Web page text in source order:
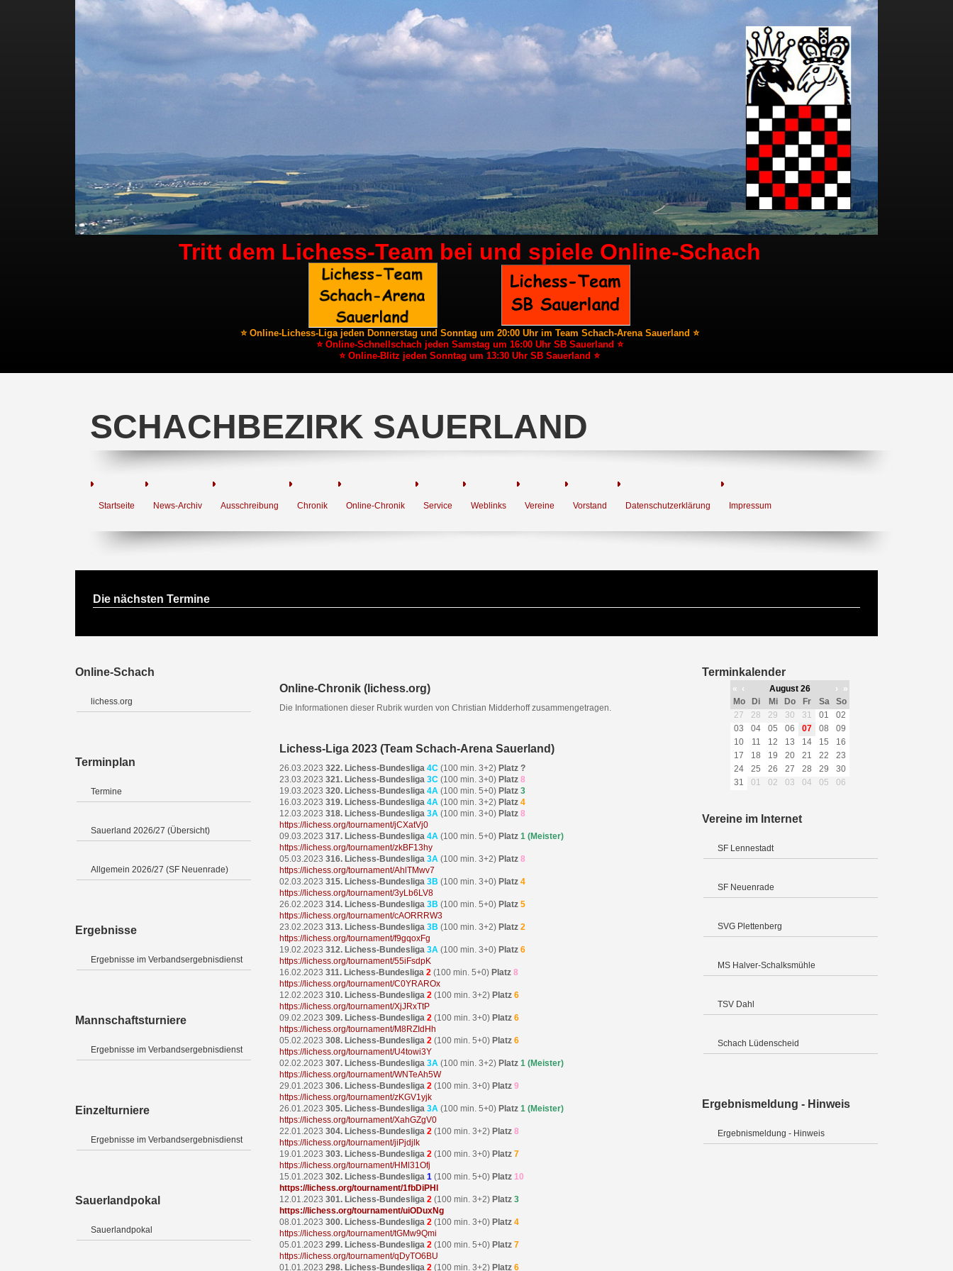
Tritt dem Lichess-Team bei und spiele Online-Schach
⭐ Online-Lichess-Liga jeden Donnerstag und Sonntag um 20:00 Uhr im Team Schach-Arena Sauerland ⭐
⭐ Online-Schnellschach jeden Samstag um 16:00 Uhr SB Sauerland ⭐
⭐ Online-Blitz jeden Sonntag um 13:30 Uhr SB Sauerland ⭐
SCHACHBEZIRK SAUERLAND
Startseite News-Archiv Ausschreibung Chronik Online-Chronik Service Weblinks Vereine Vorstand Datenschutzerklärung Impressum
Die nächsten Termine
Online-Schach
lichess.org
Terminplan
Termine
Sauerland 2026/27 (Übersicht)
Allgemein 2026/27 (SF Neuenrade)
Ergebnisse
Ergebnisse im Verbandsergebnisdienst
Mannschaftsturniere
Ergebnisse im Verbandsergebnisdienst
Einzelturniere
Ergebnisse im Verbandsergebnisdienst
Sauerlandpokal
Sauerlandpokal
Online-Chronik (lichess.org)
Die Informationen dieser Rubrik wurden von Christian Midderhoff zusammengetragen.
Lichess-Liga 2023 (Team Schach-Arena Sauerland)
26.03.2023 322. Lichess-Bundesliga 4C (100 min. 3+2) Platz ?
23.03.2023 321. Lichess-Bundesliga 3C (100 min. 3+0) Platz 8
19.03.2023 320. Lichess-Bundesliga 4A (100 min. 5+0) Platz 3
16.03.2023 319. Lichess-Bundesliga 4A (100 min. 3+2) Platz 4
12.03.2023 318. Lichess-Bundesliga 3A (100 min. 3+0) Platz 8
https://lichess.org/tournament/jCXatVj0
09.03.2023 317. Lichess-Bundesliga 4A (100 min. 5+0) Platz 1 (Meister)
https://lichess.org/tournament/zkBF13hy
05.03.2023 316. Lichess-Bundesliga 3A (100 min. 3+2) Platz 8
https://lichess.org/tournament/AhlTMwv7
02.03.2023 315. Lichess-Bundesliga 3B (100 min. 3+0) Platz 4
https://lichess.org/tournament/3yLb6LV8
26.02.2023 314. Lichess-Bundesliga 3B (100 min. 5+0) Platz 5
https://lichess.org/tournament/cAORRRW3
23.02.2023 313. Lichess-Bundesliga 3B (100 min. 3+2) Platz 2
https://lichess.org/tournament/f9gqoxFg
19.02.2023 312. Lichess-Bundesliga 3A (100 min. 3+0) Platz 6
https://lichess.org/tournament/55iFsdpK
1 6 .02.2023 311. Lichess-Bundesliga 2 (100 min. 5+0) Platz 8
https://lichess.org/tournament/C0YRAROx
12.02.2023 310. Lichess-Bundesliga 2 (100 min. 3+2) Platz 6
https://lichess.org/tournament/XjJRxTtP
09.02.2023 309. Lichess-Bundesliga 2 (100 min. 3+0) Platz 6
https://lichess.org/tournament/M8RZIdHh
05.02.2023 308. Lichess-Bundesliga 2 (100 min. 5+0) Platz 6
https://lichess.org/tournament/U4towi3Y
02.02.2023 307. Lichess-Bundesliga 3A (100 min. 3+2) Platz 1 (Meister)
https://lichess.org/tournament/WNTeAh5W
29.01.2023 306. Lichess-Bundesliga 2 (100 min. 3+0) Platz 9
https://lichess.org/tournament/zKGV1yjk
26.01.2023 305. Lichess-Bundesliga 3A (100 min. 5+0) Platz 1 (Meister)
https://lichess.org/tournament/XahGZgV0
22.01.2023 304. Lichess-Bundesliga 2 (100 min. 3+2) Platz 8
https://lichess.org/tournament/jiPjdjlk
19.01.2023 303. Lichess-Bundesliga 2 (100 min. 3+0) Platz 7
https://lichess.org/tournament/HMl31Ofj
15.01.2023 302. Lichess-Bundesliga 1 (100 min. 5+0) Platz 10
https://lichess.org/tournament/1fbDiPHl
12.01.2023 301. Lichess-Bundesliga 2 (100 min. 3+2) Platz 3
https://lichess.org/tournament/uiODuxNg
08.01.2023 300. Lichess-Bundesliga 2 (100 min. 3+0) Platz 4
https://lichess.org/tournament/tGMw9Qmi
05.01.2023 299. Lichess-Bundesliga 2 (100 min. 5+0) Platz 7
https://lichess.org/tournament/qDyTO6BU
01.01.2023 298. Lichess-Bundesliga 2 (100 min. 3+2) Platz 6
Terminkalender
« ‹ August 26 ›
»
Mo
Di Mi Do Fr Sa
So
27
28 29 30 31 01
02
03
04 05 06 07 08
09
10
11 12 13 14 15
16
17
18 19 20 21 22
23
24
25 26 27 28 29
30
31
01 02 03 04 05 06
Vereine im Internet
SF Lennestadt
SF Neuenrade
SVG Plettenberg
MS Halver-Schalksmühle
TSV Dahl
Schach Lüdenscheid
Ergebnismeldung - Hinweis
Ergebnismeldung - Hinweis